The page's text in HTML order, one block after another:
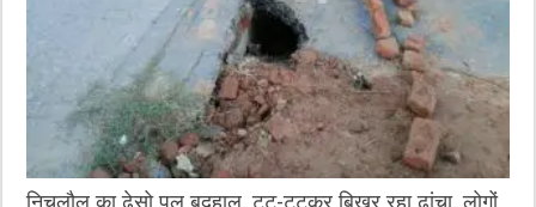
निचलौल का ढेसो पुल बदहाल, टूट-टूटकर बिखर रहा ढांचा, लोगों